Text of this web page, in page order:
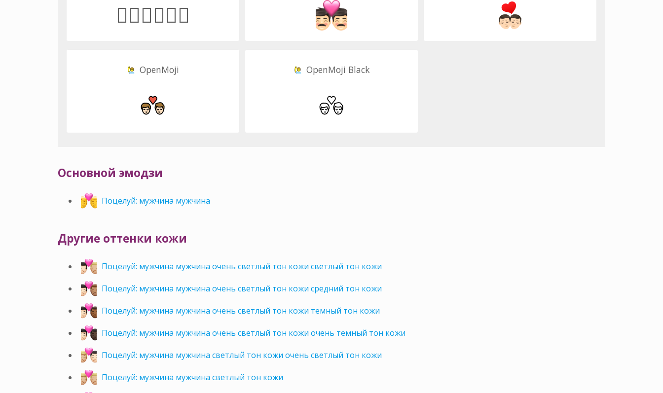
👨🏻‍❤️‍💋‍👨🏻
OpenMoji OpenMoji Black
Основной эмодзи
Поцелуй: мужчина мужчина
Другие оттенки кожи
Поцелуй: мужчина мужчина очень светлый тон кожи светлый тон кожи
Поцелуй: мужчина мужчина очень светлый тон кожи средний тон кожи
Поцелуй: мужчина мужчина очень светлый тон кожи темный тон кожи
Поцелуй: мужчина мужчина очень светлый тон кожи очень темный тон кожи
Поцелуй: мужчина мужчина светлый тон кожи очень светлый тон кожи
Поцелуй: мужчина мужчина светлый тон кожи